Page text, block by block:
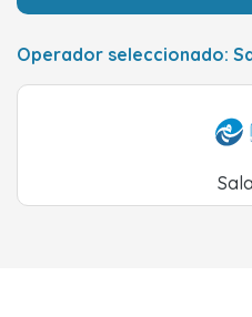
Operador seleccionado: